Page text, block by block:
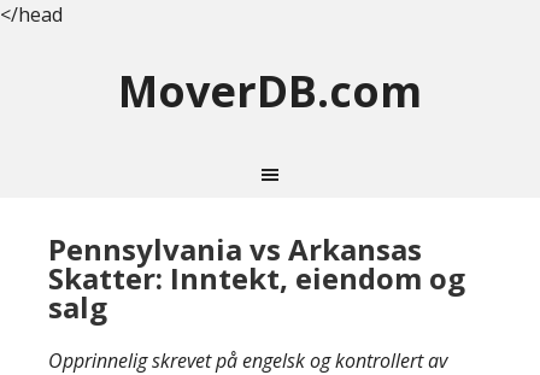
</head
MoverDB.com
Pennsylvania vs Arkansas
Skatter: Inntekt, eiendom og
salg
Opprinnelig skrevet på engelsk og kontrollert av